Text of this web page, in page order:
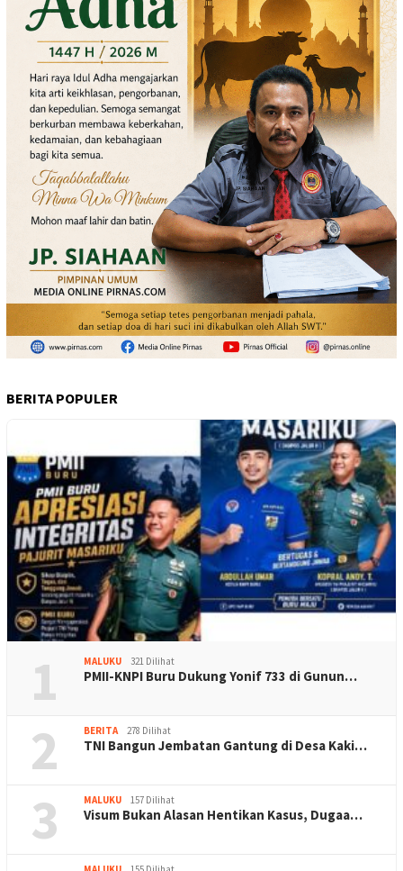
BERITA POPULER
1 MALUKU 321 Dilihat
PMII-KNPI Buru Dukung Yonif 733 di Gunun…
2 BERITA 278 Dilihat
TNI Bangun Jembatan Gantung di Desa Kaki…
3 MALUKU 157 Dilihat
Visum Bukan Alasan Hentikan Kasus, Dugaa…